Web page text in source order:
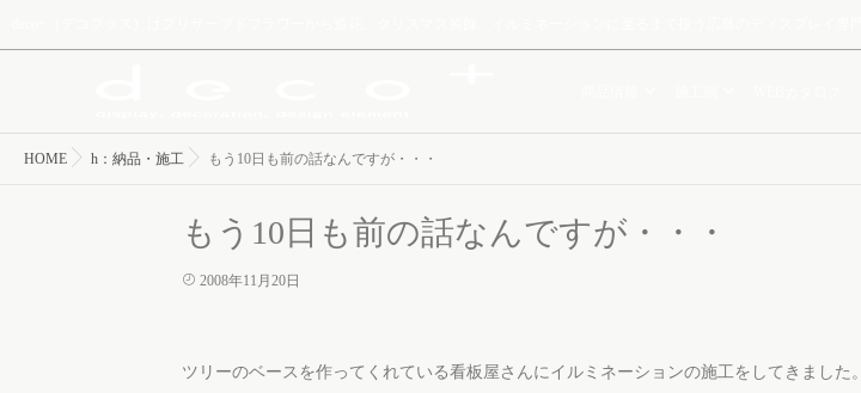
HOME h：納品・施工 もう10日も前の話なんですが・・・
もう10日も前の話なんですが・・・
2008年11月20日
ツリーのベースを作ってくれている看板屋さんにイルミネーションの施工をしてきました。